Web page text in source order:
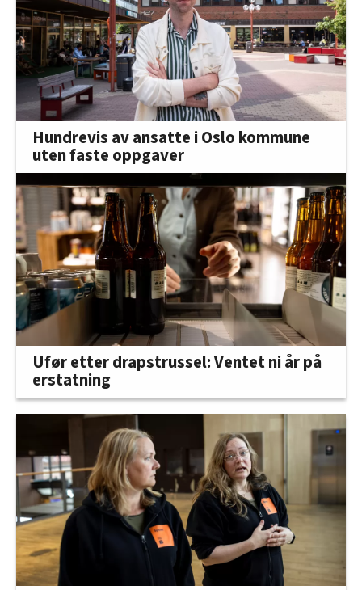
Hundrevis av ansatte i Oslo kommune
uten faste oppgaver
Ufør etter drapstrussel: Ventet ni år på
erstatning